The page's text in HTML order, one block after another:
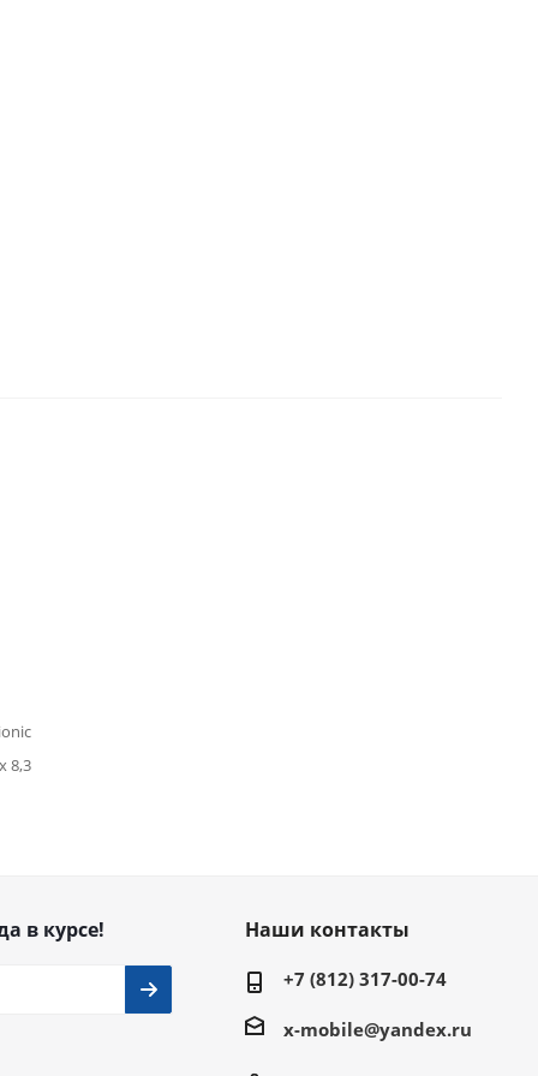
8,3
в курсе! Наши контакты
+7 (812) 317-00-74
x-mobile@yandex.ru